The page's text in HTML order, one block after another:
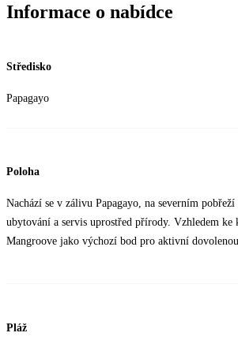
Informace o nabídce
Středisko
Papagayo
Poloha
Nachází se v zálivu Papagayo, na severním
ubytování a servis uprostřed přírody. Vzhledem
Mangroove jako výchozí bod pro aktivní
Pláž